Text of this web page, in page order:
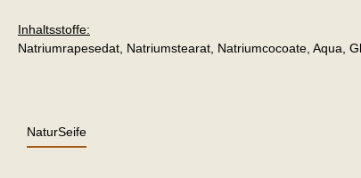
Inhaltsstoffe:
Natriumrapesedat, Natriumstearat, Natriumcocoate, Aqua,
NaturSeife